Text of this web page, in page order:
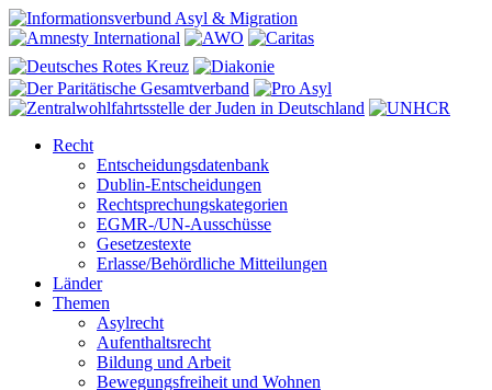
Recht
Entscheidungsdatenbank
Dublin-Entscheidungen
Rechtsprechungskategorien
EGMR-/UN-Ausschüsse
Gesetzestexte
Erlasse/Behördliche Mitteilungen
Länder
Themen
Asylrecht
Aufenthaltsrecht
Bildung und Arbeit
Bewegungsfreiheit und Wohnen